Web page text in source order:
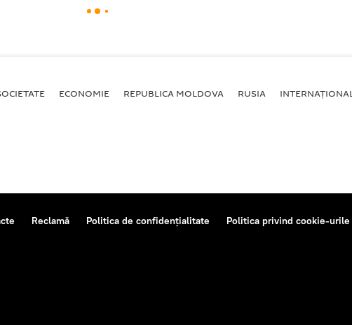
ECONOMIE REPUBLICA MOLDOVA RUSIA INTERNAȚIONAL
Reclamă Politica de confidențialitate Politica privind cookie-urile